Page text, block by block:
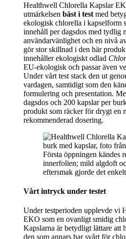
Healthwell Chlorella Kapslar
utmärkelsen bäst i test med
ekologisk chlorella i kapselform
innehåll per dagsdos med tydlig
användarvänlighet och en nivå
gör stor skillnad i den här
innehåller ekologiskt odlad
EU-ekologisk och passar även
Under vårt test stack den ut
vardagen, samtidigt som den
formulering och presentation.
dagsdos och 200 kapslar per
produkt som räcker för drygt en
rekommenderad dosering.
Första öppningen kändes
innerfolien; mild algdoft
eftersmak gjorde det
Vårt intryck under testet
Under testperioden upplevde vi
EKO som en ovanligt smidig
Kapslarna är betydligt lättare att
den som annars har svårt för